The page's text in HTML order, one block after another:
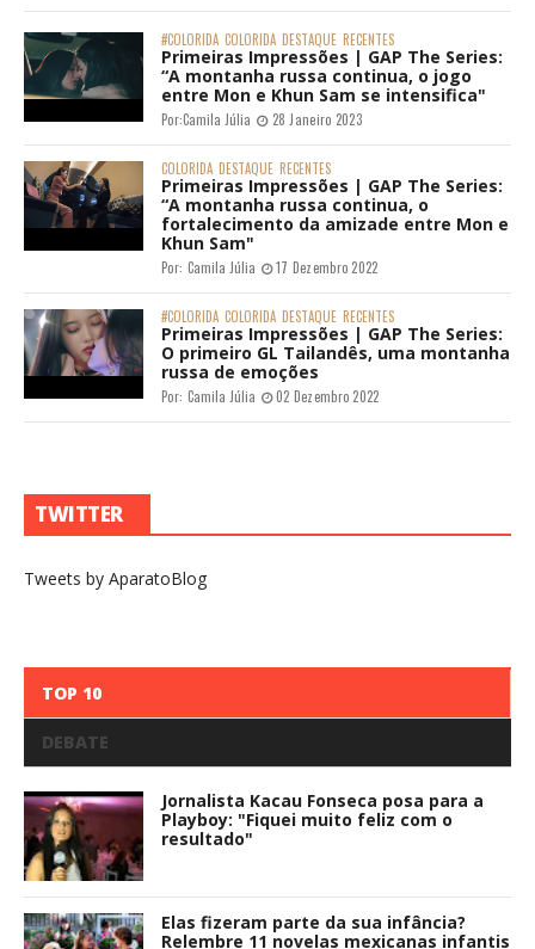
#COLORIDA COLORIDA DESTAQUE RECENTES
Primeiras Impressões | GAP The Series:
“A montanha russa continua, o jogo
entre Mon e Khun Sam se intensifica"
Por:Camila Júlia 28 Janeiro 2023
COLORIDA DESTAQUE RECENTES
Primeiras Impressões | GAP The Series:
“A montanha russa continua, o
fortalecimento da amizade entre Mon e
Khun Sam"
Por: Camila Júlia 17 Dezembro 2022
#COLORIDA COLORIDA DESTAQUE RECENTES
Primeiras Impressões | GAP The Series:
O primeiro GL Tailandês, uma montanha
russa de emoções
Por: Camila Júlia 02 Dezembro 2022
TWITTER
Tweets by AparatoBlog
TOP 10
DEBATE
Jornalista Kacau Fonseca posa para a
Playboy: "Fiquei muito feliz com o
resultado"
Elas fizeram parte da sua infância?
Relembre 11 novelas mexicanas infantis